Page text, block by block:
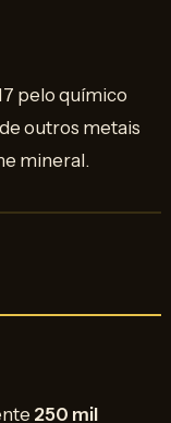
pelo químico
outros metais
mineral.
250 mil